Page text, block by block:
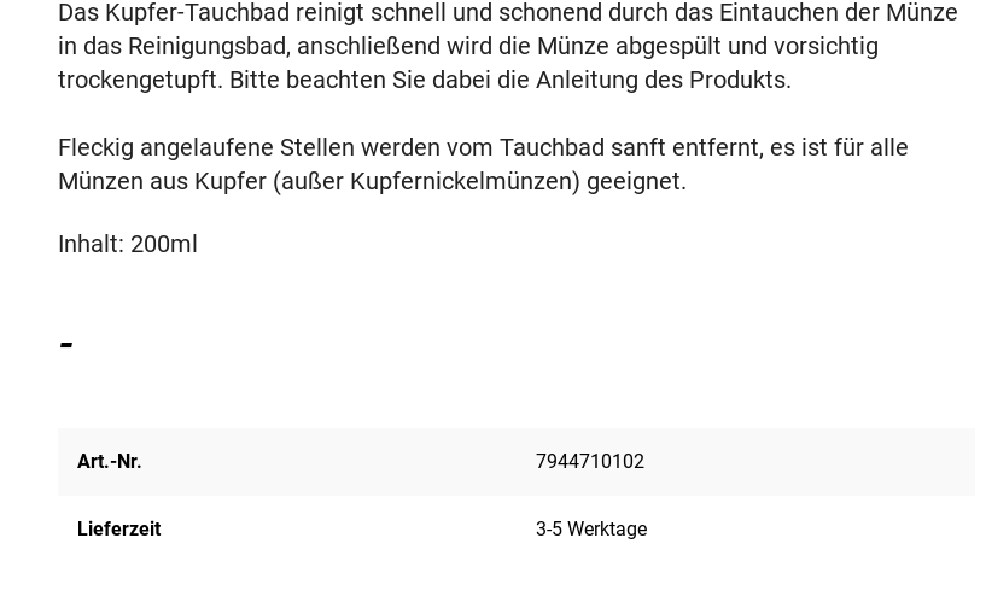
Das Kupfer-Tauchbad reinigt schnell und schonend durch das Eintauchen der Münze
in das Reinigungsbad, anschließend wird die Münze abgespült und vorsichtig
trockengetupft. Bitte beachten Sie dabei die Anleitung des Produkts.
Fleckig angelaufene Stellen werden vom Tauchbad sanft entfernt, es ist für alle
Münzen aus Kupfer (außer Kupfernickelmünzen) geeignet.
Inhalt: 200ml
-
Art.-Nr. 7944710102
Lieferzeit 3-5 Werktage